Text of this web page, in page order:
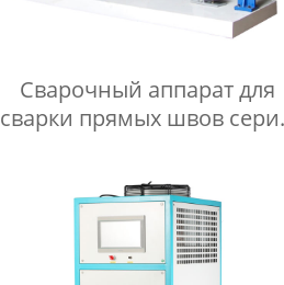
Сварочный аппарат для
сварки прямых швов